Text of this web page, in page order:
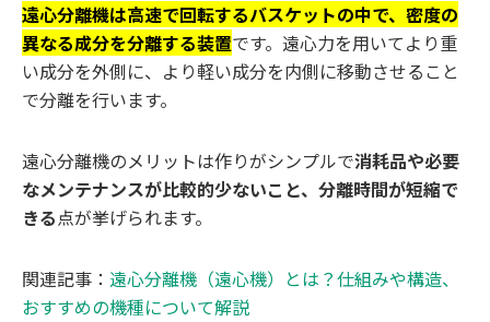
遠心分離機は高速で回転するバスケットの中で、密度の
異なる成分を分離する装置です。遠心力を用いてより重
い成分を外側に、より軽い成分を内側に移動させること
で分離を行います。
遠心分離機のメリットは作りがシンプルで消耗品や必要
なメンテナンスが比較的少ないこと、分離時間が短縮で
きる点が挙げられます。
関連記事： 遠心分離機（遠心機）とは？仕組みや構造、
おすすめの機種について解説